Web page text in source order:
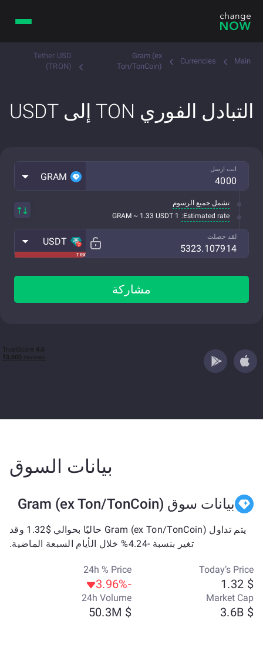
Main
Currencies
Gram (ex
Ton/TonCoin)
Tether USD
(TRON)
التبادل الفوري TON إلى USDT
انت ارسل
GRAM
تشمل جميع الرسوم
Estimated rate:
1 GRAM ~ 1.33 USDT
لقد حصلت
TRX
USDT
مشاركة
بيانات السوق
بيانات سوق Gram (ex Ton/TonCoin)
يتم تداول Gram (ex Ton/TonCoin) حاليًا بحوالي $1.32 وقد
تغير بنسبة -4.24% خلال الأيام السبعة الماضية.
Today’s Price
$ 1.32
24h % Price
-3.96%
Market Cap
$ 3.6B
24h Volume
$ 50.3M